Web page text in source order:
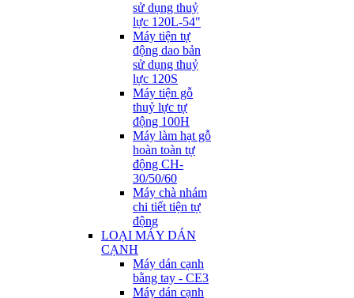
sử dụng thuỷ
lực 120L-54"
Máy tiện tự
động dao bản
sử dụng thuỷ
lực 120S
Máy tiện gỗ
thuỷ lực tự
động 100H
Máy làm hạt gỗ
hoàn toàn tự
động CH-
30/50/60
Máy chà nhám
chi tiết tiện tự
động
LOẠI MÁY DÁN
CẠNH
Máy dán cạnh
bằng tay - CE3
Máy dán cạnh